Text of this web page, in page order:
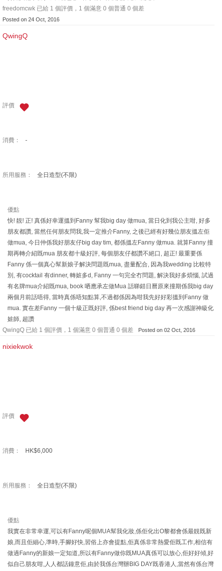
freedomcwk 已給 1 個評價，1 個滿意 0 個普通 0 個差
Posted on 24 Oct, 2016
QwingQ
評價
消費： -
所用服務： 全日造型(不限)
優點
快! 靚! 正! 真係好幸運搵到Fanny 幫我big day 做mua, 當日化到我公主咁, 好多
朋友都讚, 當然任何朋友問我,我一定推介Fanny, 之後已經有好幾位朋友搵左佢
做mua, 今日仲係我好朋友仔big day tim, 都係搵左Fanny 做mua. 就算Fanny 撞
期再轉介紹既mua 朋友都十級好評, 每個朋友仔都讚不絕口, 超正! 最重要係
Fanny 係一個真心幫新娘子解決問題既mua, 盡量配合, 因為我wedding 比較特
別, 有cocktail 有dinner, 轉㛇多d, Fanny 一句完全冇問題, 解決我好多煩惱, 試過
有名牌mua介紹既mua, book 哂應承左做Mua 話睇錯日曆原來撞期係我big day
兩個月前話唔得, 當時真係唔知點算,不過都係因為咁我先好好彩搵到Fanny 做
mua. 實在差Fanny 一個十級正既好評, 係best friend big day 再一次感謝神級化
㛇師, 超讚
QwingQ 已給 1 個評價，1 個滿意 0 個普通 0 個差
Posted on 02 Oct, 2016
nixiekwok
評價
消費： HK$6,000
所用服務： 全日造型(不限)
優點
我實在非常幸運,可以有Fanny呢個MUA幫我化妝,係佢化出O黎都會係最靚既新
娘,而且佢細心,準時,手腳好快,習俗上亦會提點,佢真係非常熱愛佢既工作,相信有
做過Fanny的新娘一定知道,所以有Fanny做你既MUA真係可以放心,佢好好傾,好
似自己朋友咁,人人都話鐘意佢,由於我係台灣辦BIG DAY既香港人,當然有係台灣